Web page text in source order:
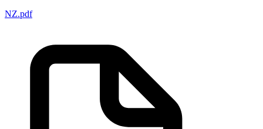
NZ.pdf